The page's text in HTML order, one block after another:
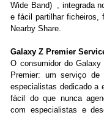
Wide Band) , integrada
e fácil partilhar ficheiros,
Nearby Share.
Galaxy Z Premier
O consumidor do
Premier: um serviço
especialistas dedicado a
fácil do que nunca
com especialistas e